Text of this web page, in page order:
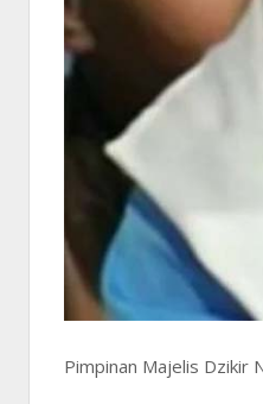
Pimpinan Majelis Dzikir